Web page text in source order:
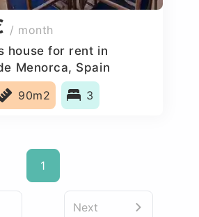
/ month
house for rent in
Menorca, Spain
90m2 3
1
Next